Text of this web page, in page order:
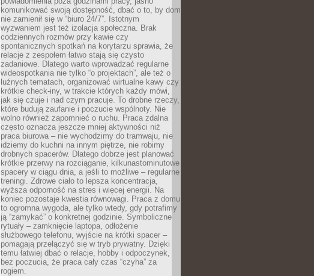
komunikować swoją dostępność, dbać o to, by dom
nie zamienił się w “biuro 24/7”. Istotnym
wyzwaniem jest też izolacja społeczna. Brak
codziennych rozmów przy kawie czy
spontanicznych spotkań na korytarzu sprawia, że
relacje z zespołem łatwo stają się czysto
zadaniowe. Dlatego warto wprowadzać regularne
wideospotkania nie tylko “o projektach”, ale też o
luźnych tematach, organizować wirtualne kawy czy
krótkie check-iny, w trakcie których każdy mówi,
jak się czuje i nad czym pracuje. To drobne rzeczy,
które budują zaufanie i poczucie wspólnoty. Nie
wolno również zapomnieć o ruchu. Praca zdalna
często oznacza jeszcze mniej aktywności niż
praca biurowa – nie wychodzimy do tramwaju, nie
idziemy do kuchni na innym piętrze, nie robimy
drobnych spacerów. Dlatego dobrze jest planować
krótkie przerwy na rozciąganie, kilkunastominutowe
spacery w ciągu dnia, a jeśli to możliwe – regularne
treningi. Zdrowe ciało to lepsza koncentracja,
wyższa odporność na stres i więcej energii. Na
koniec pozostaje kwestia równowagi. Praca z domu
to ogromna wygoda, ale tylko wtedy, gdy potrafimy
ją “zamykać” o konkretnej godzinie. Symboliczne
rytuały – zamknięcie laptopa, odłożenie
służbowego telefonu, wyjście na krótki spacer –
pomagają przełączyć się w tryb prywatny. Dzięki
temu łatwiej dbać o relacje, hobby i odpoczynek,
bez poczucia, że praca cały czas “czyha” za
rogiem.